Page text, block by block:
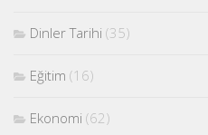
Dinler Tarihi (35)
Eğitim (16)
Ekonomi (62)